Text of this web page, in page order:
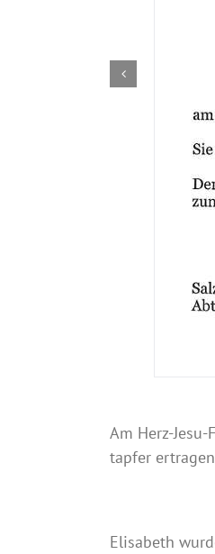
Am Herz-
tapfer
Elisabeth